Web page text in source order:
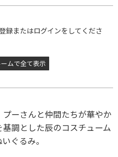
録またはログインをしてくださ
ムで全て表示
ーさんと仲間たちが華やか
調とした辰のコスチューム
ぐるみ。